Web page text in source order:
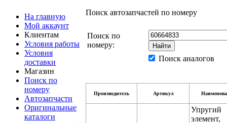
На главную
Мой аккаунт
Клиентам
Условия работы
Условия
доставки
Магазин
Поиск по
номеру
Автозапчасти
Оригинальные
каталоги
Поиск автозапчастей по номеру
Поиск по
номеру:
Поиск аналогов
Производитель Артикул
Упругий
элемент,